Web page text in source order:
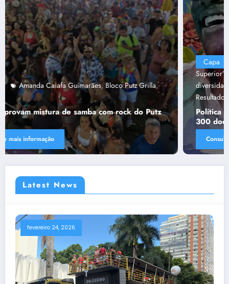
Capa
“Tendências para Docência no Ensino
Superior”,Ânima Educaçã , Ânima Plurais,capa,Política de
diversidade da Una e do UniBH,Rede Comunicação de
Resultado ,Tânia Chaves
Política de diversidade da Una e do UniBH envolve
300 docentes e coladores negros
Consulte mais informação
Latest News
fevereiro 24, 2026